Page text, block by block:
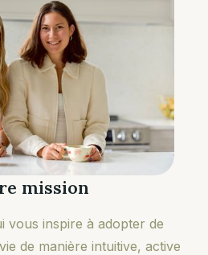
mission
vous inspire à adopter de
de manière intuitive, active